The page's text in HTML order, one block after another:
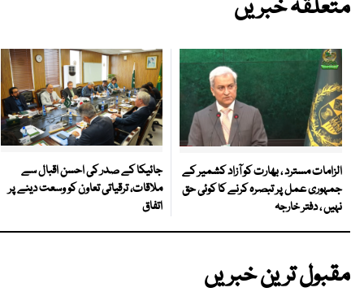
متعلقہ خبریں
الزامات مسترد ، بھارت کو آزاد کشمیر کے
جمہوری عمل پر تبصرہ کرنے کا کوئی حق
نہیں ، دفتر خارجہ
جائیکا کے صدر کی احسن اقبال سے
ملاقات، ترقیاتی تعاون کو وسعت دینے پر
اتفاق
مقبول ترین خبریں